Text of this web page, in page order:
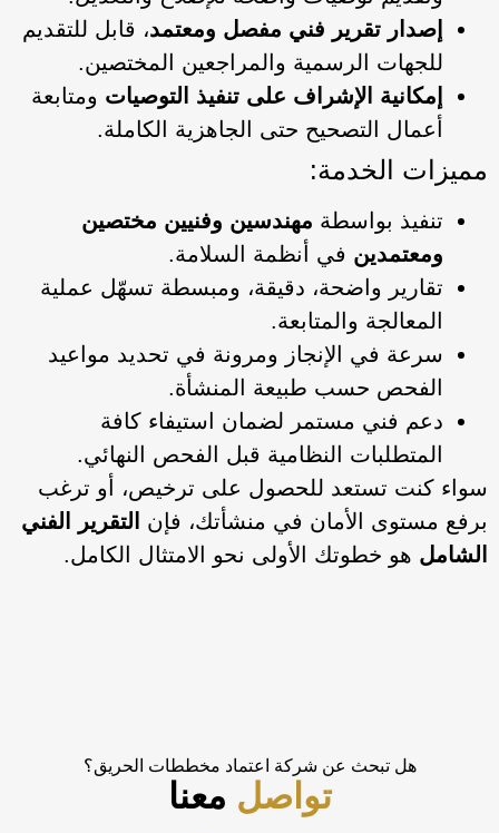
إصدار تقرير فني مفصل ومعتمد، قابل للتقديم
للجهات الرسمية والمراجعين المختصين.
إمكانية الإشراف على تنفيذ التوصيات ومتابعة
أعمال التصحيح حتى الجاهزية الكاملة.
مميزات الخدمة:
تنفيذ بواسطة مهندسين وفنيين مختصين
ومعتمدين في أنظمة السلامة.
تقارير واضحة، دقيقة، ومبسطة تسهّل عملية
المعالجة والمتابعة.
سرعة في الإنجاز ومرونة في تحديد مواعيد
الفحص حسب طبيعة المنشأة.
دعم فني مستمر لضمان استيفاء كافة
المتطلبات النظامية قبل الفحص النهائي.
سواء كنت تستعد للحصول على ترخيص، أو ترغب
برفع مستوى الأمان في منشأتك، فإن
التقرير الفني
الشامل هو خطوتك الأولى نحو الامتثال الكامل.
هل تبحث عن شركة اعتماد مخططات الحريق؟
تواصل معنا